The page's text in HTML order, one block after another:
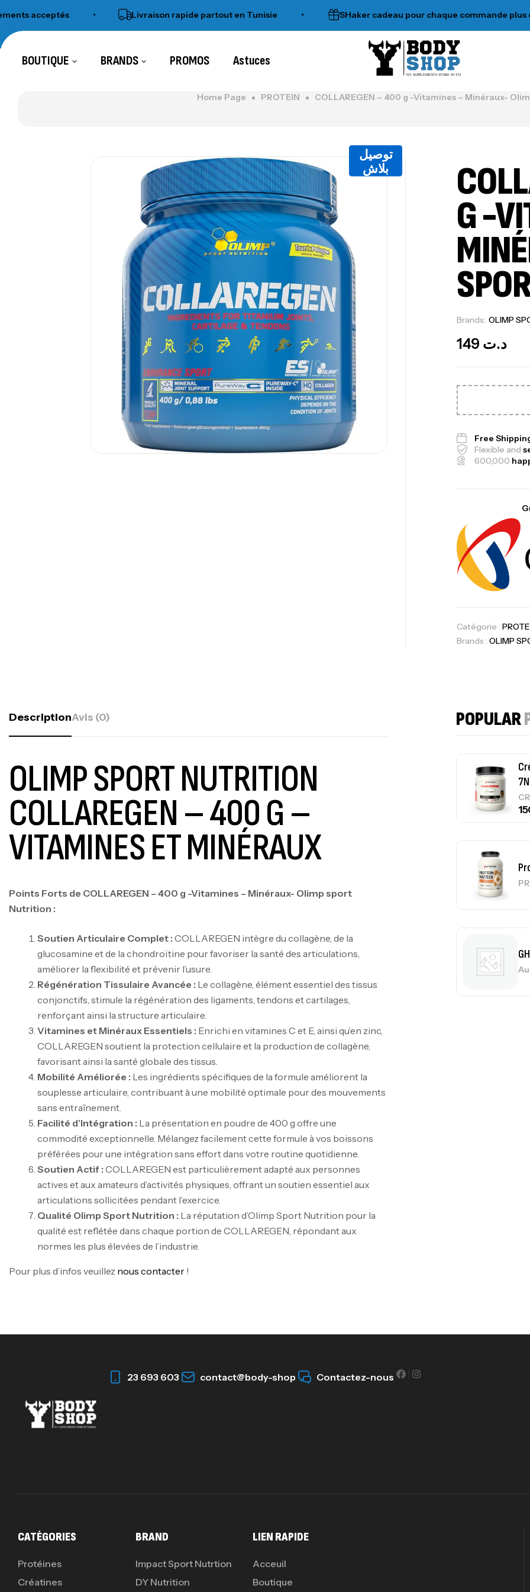
acceptés Livraison rapide partout en Tunisie SHaker cadeau pour chaque commande plus de
BOUTIQUE BRANDS PROMOS Astuces
N°1 SUPPLEMENTS STORE IN TUNISIA
Home Page PROTEIN COLLAREGEN – 400 g -Vitamines – Minéraux-
توصيل
بلاش
G -
Brands: OLIMP
د.ت
Free
Flexible and
600,000
Catégorie :
Brands : OLIMP
DescriptionAvis (0)
OLIMP SPORT NUTRITION
COLLAREGEN – 400 G –
VITAMINES ET MINÉRAUX
Points Forts de COLLAREGEN – 400 g -Vitamines – Minéraux- Olimp sport
Nutrition :
Soutien Articulaire Complet : COLLAREGEN intègre du collagène, de la
glucosamine et de la chondroïtine pour favoriser la santé des articulations,
améliorer la flexibilité et prévenir l’usure.
Régénération Tissulaire Avancée : Le collagène, élément essentiel des tissus
conjonctifs, stimule la régénération des ligaments, tendons et cartilages,
renforçant ainsi la structure articulaire.
Vitamines et Minéraux Essentiels : Enrichi en vitamines C et E, ainsi qu’en zinc,
COLLAREGEN soutient la protection cellulaire et la production de collagène,
favorisant ainsi la santé globale des tissus.
Mobilité Améliorée : Les ingrédients spécifiques de la formule améliorent la
souplesse articulaire, contribuant à une mobilité optimale pour des mouvements
sans entraînement.
Facilité d’Intégration : La présentation en poudre de 400 g offre une
commodité exceptionnelle. Mélangez facilement cette formule à vos boissons
préférées pour une intégration sans effort dans votre routine quotidienne.
Soutien Actif : COLLAREGEN est particulièrement adapté aux personnes
actives et aux amateurs d’activités physiques, offrant un soutien essentiel aux
articulations sollicitées pendant l’exercice.
Qualité Olimp Sport Nutrition : La réputation d’Olimp Sport Nutrition pour la
qualité est reflétée dans chaque portion de COLLAREGEN, répondant aux
normes les plus élevées de l’industrie.
Pour plus d’infos veuillez nous contacter !
POPULAR
23 693 603 contact@body-shop Contactez-nous
CATÉGORIES
Protéines
Créatines
BRAND
Impact Sport Nutrtion
DY Nutrition
LIEN RAPIDE
Acceuil
Boutique